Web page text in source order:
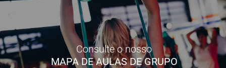
Consulte o nosso
MAPA DE AULAS DE GRUPO